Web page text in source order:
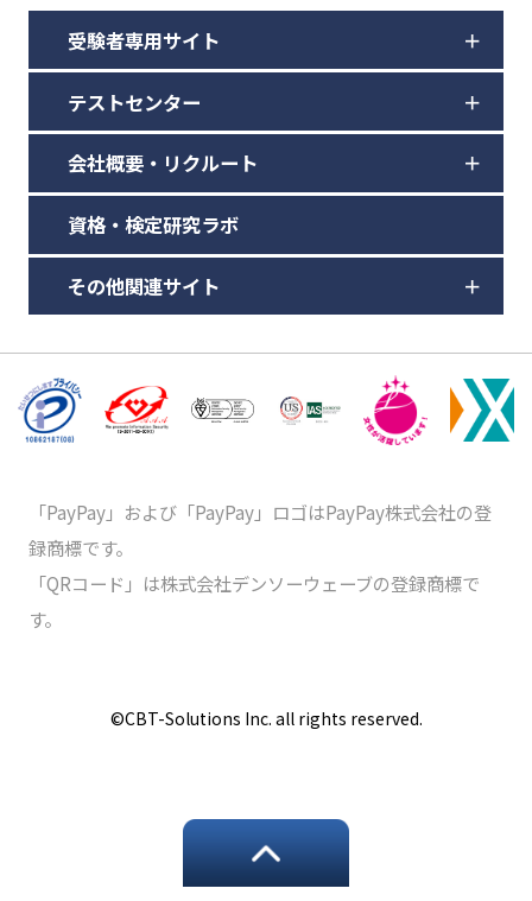
受験者専用サイト
テストセンター
会社概要・リクルート
資格・検定研究ラボ
その他関連サイト
「PayPay」および「PayPay」ロゴはPayPay株式会社の登
録商標です。
「QRコード」は株式会社デンソーウェーブの登録商標で
す。
©️CBT-Solutions Inc. all rights reserved.